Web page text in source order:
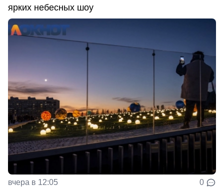
ярких небесных шоу
вчера в 12:05 0